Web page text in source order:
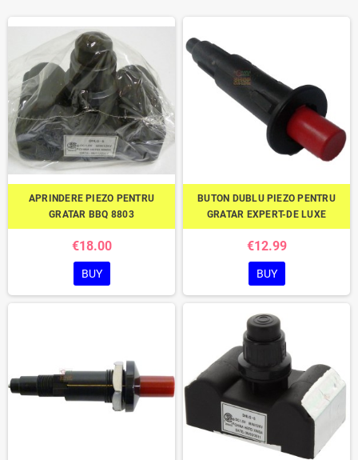
APRINDERE PIEZO PENTRU
GRATAR BBQ 8803
€18.00
BUY
BUTON DUBLU PIEZO PENTRU
GRATAR EXPERT-DE LUXE
€12.99
BUY